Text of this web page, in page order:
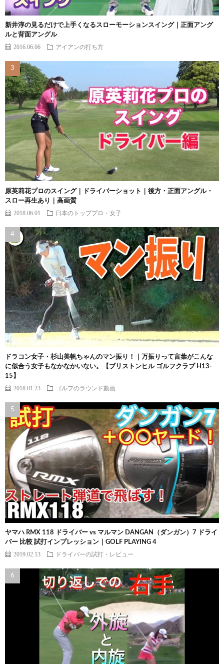
新井淳の見るだけで上手くなるスローモーションスイング｜正面アング
ルと背面アングル
2016.06.06 アイアンの打ち方
原英莉花プロのスイング｜ドライバーショット｜後方・正面アングル・
スロー再生あり｜高画質
2018.06.01 日本のトッププロ・女子
ドラコン女子・杉山美帆ちゃんのマン振り！｜万振りって言葉がこんな
に似合う女子もなかなかいない。【ブリストンヒル ゴルフクラブ H13-
15】
2018.01.23 ゴルフのラウンド動画
ヤマハ RMX 118 ドライバー vs マルマン DANGAN（ダンガン）7 ドライ
バー 比較 試打インプレッション｜GOLF PLAYING 4
2019.02.13 ドライバーの試打・レビュー